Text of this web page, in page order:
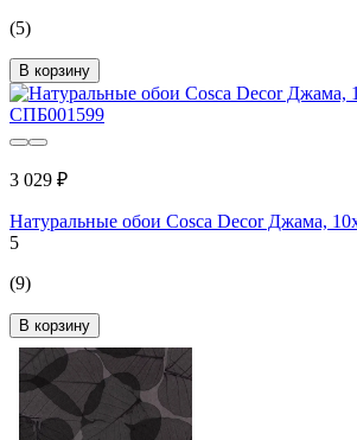
(5)
В корзину
3 029 ₽
Натуральные обои Cosca Decor Джама,
5
(9)
В корзину